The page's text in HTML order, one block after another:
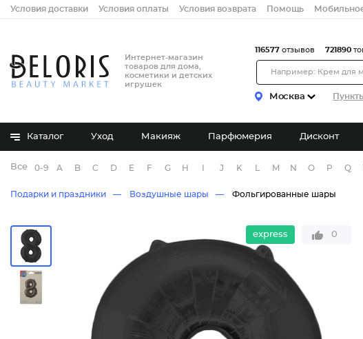
Условия доставки Условия оплаты Условия возврата Помощь
Интернет-магазин
товаров для дома,
косметики и детских
игрушек
Москва
116577 отзывов 721890
Каталог Уход Макияж Парфюмерия Дисконт
Все бренды
0-9 A B C D E F G H J K M N O P Q
Подарки и праздники Воздушные шары Фольгированные шары
express 0